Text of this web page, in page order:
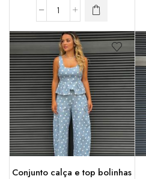
Conjunto calça e top bolinhas